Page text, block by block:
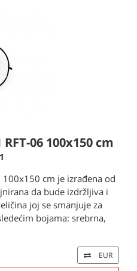
06 100x150 cm
100x150 cm je izrađena od
da bude izdržljiva i
joj se smanjuje za
bojama: srebrna,
EUR